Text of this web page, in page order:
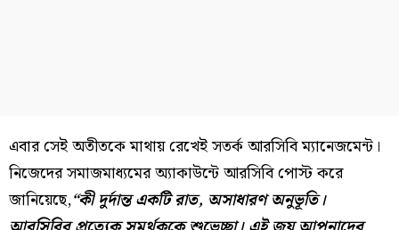
এবার সেই অতীতকে মাথায় রেখেই সতর্ক আরসিবি ম্যানেজমেন্ট।
নিজেদের সমাজমাধ্যমের অ্যাকাউন্টে আরসিবি পোস্ট করে
জানিয়েছে,“কী দুর্দান্ত একটি রাত, অসাধারণ অনুভূতি।